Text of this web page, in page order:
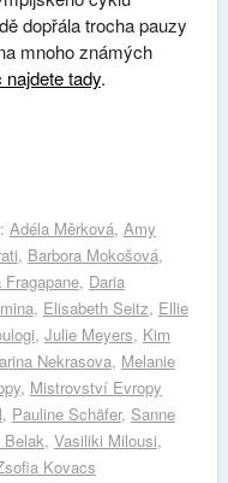
dopřála trocha pauzy
mnoho známých
tady.
Adéla Měrková, Amy
, Barbora Mokošová,
Fragapane, Daria
, Elisabeth Seitz, Ellie
, Julie Meyers, Kim
Nekrasova, Melanie
, Mistrovství Evropy
, Pauline Schäfer, Sanne
Belak, Vasiliki Milousi,
Kovacs